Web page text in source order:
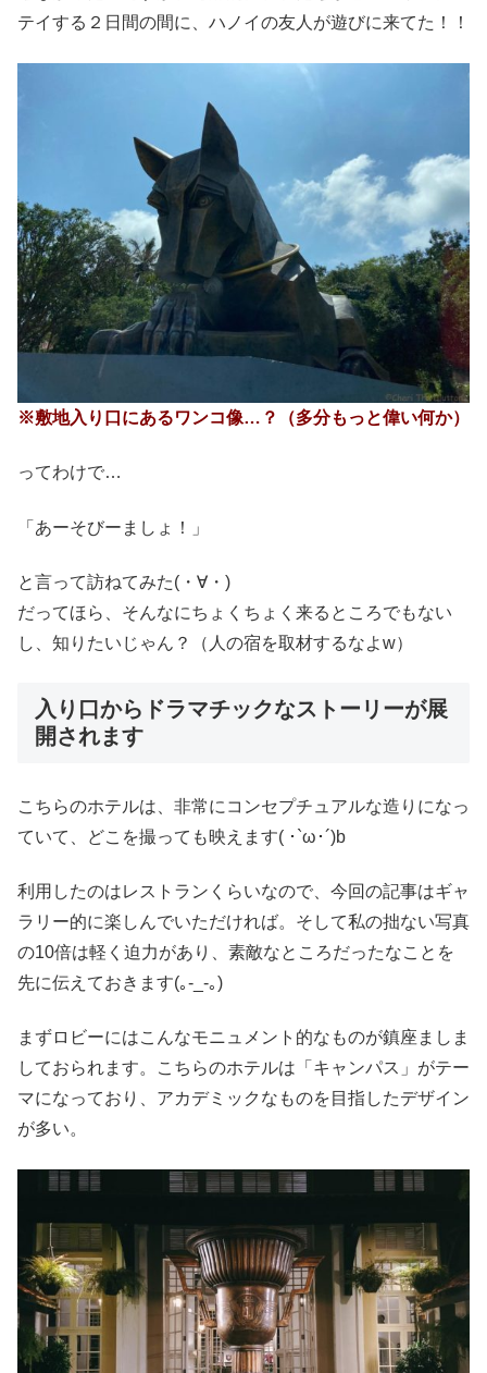
テイする２日間の間に、ハノイの友人が遊びに来てた！！
※敷地入り口にあるワンコ像…？（多分もっと偉い何か）
ってわけで…
「あーそびーましょ！」
と言って訪ねてみた(・∀・)
だってほら、そんなにちょくちょく来るところでもない
し、知りたいじゃん？（人の宿を取材するなよw）
入り口からドラマチックなストーリーが展
開されます
こちらのホテルは、非常にコンセプチュアルな造りになっ
ていて、どこを撮っても映えます( ･`ω･´)b
利用したのはレストランくらいなので、今回の記事はギャ
ラリー的に楽しんでいただければ。そして私の拙ない写真
の10倍は軽く迫力があり、素敵なところだったなことを
先に伝えておきます(｡-_-｡)
まずロビーにはこんなモニュメント的なものが鎮座ましま
しておられます。こちらのホテルは「キャンパス」がテー
マになっており、アカデミックなものを目指したデザイン
が多い。